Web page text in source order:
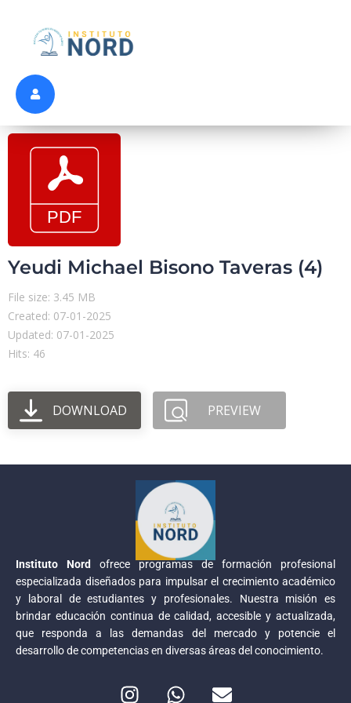
Yeudi Michael Bisono Taveras (4)
File size: 3.45 MB
Created: 07-01-2025
Updated: 07-01-2025
Hits: 46
DOWNLOAD PREVIEW
Instituto Nord
ofrece programas de formación profesional
especializada diseñados para impulsar el crecimiento académico
y laboral de estudiantes y profesionales. Nuestra misión es
brindar educación continua de calidad, accesible y actualizada,
que responda a las demandas del mercado y potencie el
desarrollo de competencias en diversas áreas del conocimiento.